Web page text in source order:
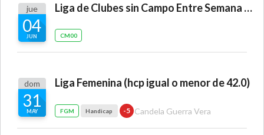
jue
04
JUN
Liga de Clubes sin Campo Entre Semana "Air Golf Club"
CM00
dom
31
MAY
Liga Femenina (hcp igual o menor de 42.0)
FGM Handicap -5 Candela Guerra Vera